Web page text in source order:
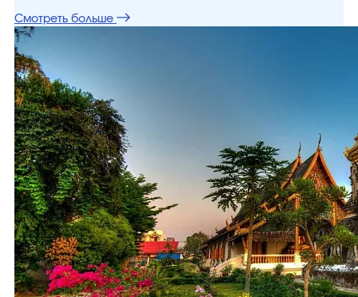
Смотреть больше